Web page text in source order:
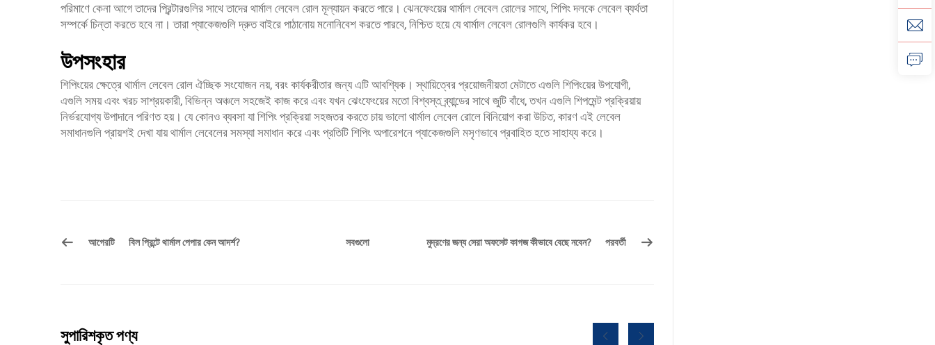
পরিমাণে কেনা আগে তাদের প্রিন্টারগুলির সাথে তাদের থার্মাল লেবেল রোল মূল্যায়ন করতে পারে। ঝেনফেংয়ের থার্মাল লেবেল রোলের সাথে, শিপিং দলকে লেবেল ব্যর্থতা
সম্পর্কে চিন্তা করতে হবে না। তারা প্যাকেজগুলি দ্রুত বাইরে পাঠানোয় মনোনিবেশ করতে পারবে, নিশ্চিত হয়ে যে থার্মাল লেবেল রোলগুলি কার্যকর হবে।
উপসংহার
শিপিংয়ের ক্ষেত্রে থার্মাল লেবেল রোল ঐচ্ছিক সংযোজন নয়, বরং কার্যকরীতার জন্য এটি আবশ্যিক। স্থায়িত্বের প্রয়োজনীয়তা মেটাতে এগুলি শিপিংয়ের উপযোগী,
এগুলি সময় এবং খরচ সাশ্রয়কারী, বিভিন্ন অঞ্চলে সহজেই কাজ করে এবং যখন ঝেংফেংয়ের মতো বিশ্বস্ত ব্র্যান্ডের সাথে জুটি বাঁধে, তখন এগুলি শিপমেন্ট প্রক্রিয়ায়
নির্ভরযোগ্য উপাদানে পরিণত হয়। যে কোনও ব্যবসা যা শিপিং প্রক্রিয়া সহজতর করতে চায় ভালো থার্মাল লেবেল রোলে বিনিয়োগ করা উচিত, কারণ এই লেবেল
সমাধানগুলি প্রায়শই দেখা যায় থার্মাল লেবেলের সমস্যা সমাধান করে এবং প্রতিটি শিপিং অপারেশনে প্যাকেজগুলি মসৃণভাবে প্রবাহিত হতে সাহায্য করে।
আগেরটি বিল প্রিন্টে থার্মাল পেপার কেন আদর্শ? সবগুলো মুদ্রণের জন্য সেরা অফসেট কাগজ কীভাবে বেছে নবেন? পরবর্তী
সুপারিশকৃত পণ্য